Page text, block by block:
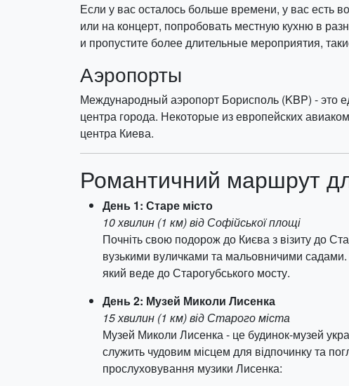
Если у вас осталось больше времени, у вас есть
или на концерт, попробовать местную кухню в
и пропустите более длительные мероприятия,
Аэропорты
Международный аэропорт Борисполь (KBP) - это
центра города. Некоторые из европейских
центра Киева.
Романтичний маршрут
День 1: Старе місто
10 хвилин (1 км) від Софійської площі
Почніть свою подорож до Києва з візиту до
вузькими вуличками та мальовничими садами.
який веде до Старогубського мосту.
День 2: Музей Миколи Лисенка
15 хвилин (1 км) від Старого міста
Музей Миколи Лисенка - це будинок-музей
служить чудовим місцем для відпочинку та
прослуховування музики Лисенка: